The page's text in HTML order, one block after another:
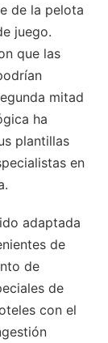
de la pelota
juego.
que las
mitad
ha
plantillas
en
adaptada
de
de
de
con el